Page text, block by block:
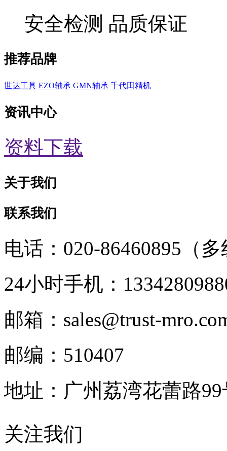
安全检测 品质保证
推荐品牌
世达工具 EZO轴承 GMN轴承 千代田精机
资讯中心
资料下载
关于我们
联系我们
电话：020-86460895（
24小时手机：
邮箱：sales@trust-
邮编：510407
地址：广州荔湾花蕾路
关注我们